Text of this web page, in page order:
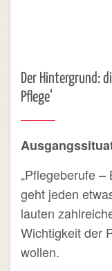
Der Hintergrund:
Pflege‘
„Pflegeberufe –
geht jeden
lauten
Wichtigkeit der
wollen.